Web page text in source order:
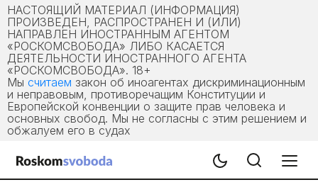
НАСТОЯЩИЙ МАТЕРИАЛ (ИНФОРМАЦИЯ)
ПРОИЗВЕДЕН, РАСПРОСТРАНЕН И (ИЛИ)
НАПРАВЛЕН ИНОСТРАННЫМ АГЕНТОМ
«РОСКОМСВОБОДА» ЛИБО КАСАЕТСЯ
ДЕЯТЕЛЬНОСТИ ИНОСТРАННОГО АГЕНТА
«РОСКОМСВОБОДА». 18+
Мы считаем закон об иноагентах дискриминационным
и неправовым, противоречащим Конституции и
Европейской конвенции о защите прав человека и
основных свобод. Мы не согласны с этим решением и
обжалуем его в судах